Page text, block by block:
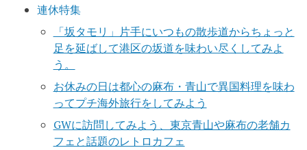
連休特集
「坂タモリ」片手にいつもの散歩道からちょっと
足を延ばして港区の坂道を味わい尽くしてみよ
う。
お休みの日は都心の麻布・青山で異国料理を味わ
ってプチ海外旅行をしてみよう
GWに訪問してみよう、東京青山や麻布の老舗カ
フェと話題のレトロカフェ